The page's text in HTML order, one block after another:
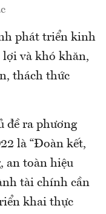
phát triển kinh
lợi và khó khăn,
thách thức
đề ra phương
là “Đoàn kết,
an toàn hiệu
tài chính cần
khai thực